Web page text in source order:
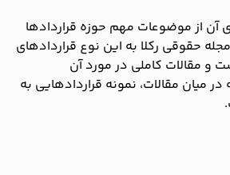
آن از موضوعات مهم حوزه قراردادها
حقوقی رکلا به این نوع قراردادهای
و مقالات کاملی در مورد آن
میان مقالات، نمونه قراردادهایی به